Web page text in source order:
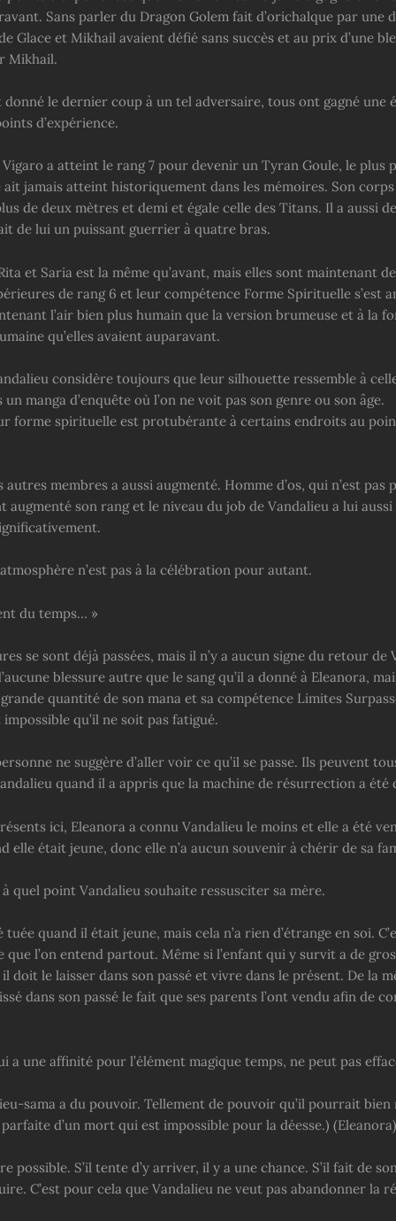
Sans parler du Dragon Golem fait d’orichalque par une
Glace et Mikhail avaient défié sans succès et au prix d’une
Mikhail.
donné le dernier coup à un tel adversaire, tous ont gagné une
d’expérience.
Vigaro a atteint le rang 7 pour devenir un Tyran Goule, le plus
ait jamais atteint historiquement dans les mémoires. Son
de deux mètres et demi et égale celle des Titans. Il a aussi
de lui un puissant guerrier à quatre bras.
et Saria est la même qu’avant, mais elles sont maintenant
de rang 6 et leur compétence Forme Spirituelle s’est
l’air bien plus humain que la version brumeuse et à la
qu’elles avaient auparavant.
considère toujours que leur silhouette ressemble à
manga d’enquête où l’on ne voit pas son genre ou son âge.
forme spirituelle est protubérante à certains endroits au
autres membres a aussi augmenté. Homme d’os, qui n’est pas
augmenté son rang et le niveau du job de Vandalieu a lui aussi
n’est pas à la célébration pour autant.
du temps… »
se sont déjà passées, mais il n’y a aucun signe du retour de
blessure autre que le sang qu’il a donné à Eleanora,
quantité de son mana et sa compétence Limites
impossible qu’il ne soit pas fatigué.
ne suggère d’aller voir ce qu’il se passe. Ils peuvent
quand il a appris que la machine de résurrection a été
ici, Eleanora a connu Vandalieu le moins et elle a été
elle était jeune, donc elle n’a aucun souvenir à chérir de sa
quel point Vandalieu souhaite ressusciter sa mère.
tuée quand il était jeune, mais cela n’a rien d’étrange en soi.
l’on entend partout. Même si l’enfant qui y survit a de
doit le laisser dans son passé et vivre dans le présent. De la
dans son passé le fait que ses parents l’ont vendu afin de
a une affinité pour l’élément magique temps, ne peut pas
sama a du pouvoir. Tellement de pouvoir qu’il pourrait bien
d’un mort qui est impossible pour la déesse.) (Eleanora)
possible. S’il tente d’y arriver, il y a une chance. S’il fait de
C’est pour cela que Vandalieu ne veut pas abandonner la